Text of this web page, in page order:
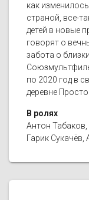
как
страной, все-
детей в новые
говорят о
забота о
по 2020 год в
деревне
В ролях
Антон
Гарик Сукачёв,